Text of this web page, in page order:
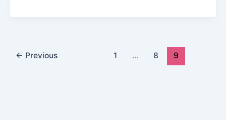
← Previous 1 … 8 9